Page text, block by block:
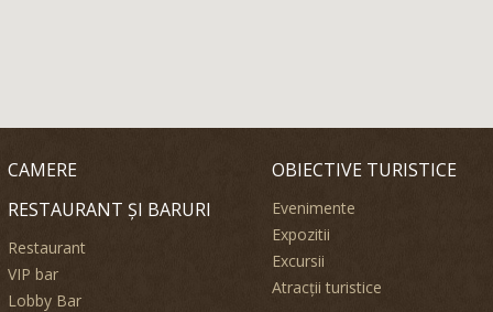
CAMERE
RESTAURANT ȘI BARURI
Restaurant
VIP bar
Lobby Bar
OBIECTIVE TURISTICE
Evenimente
Expozitii
Excursii
Atracții turistice